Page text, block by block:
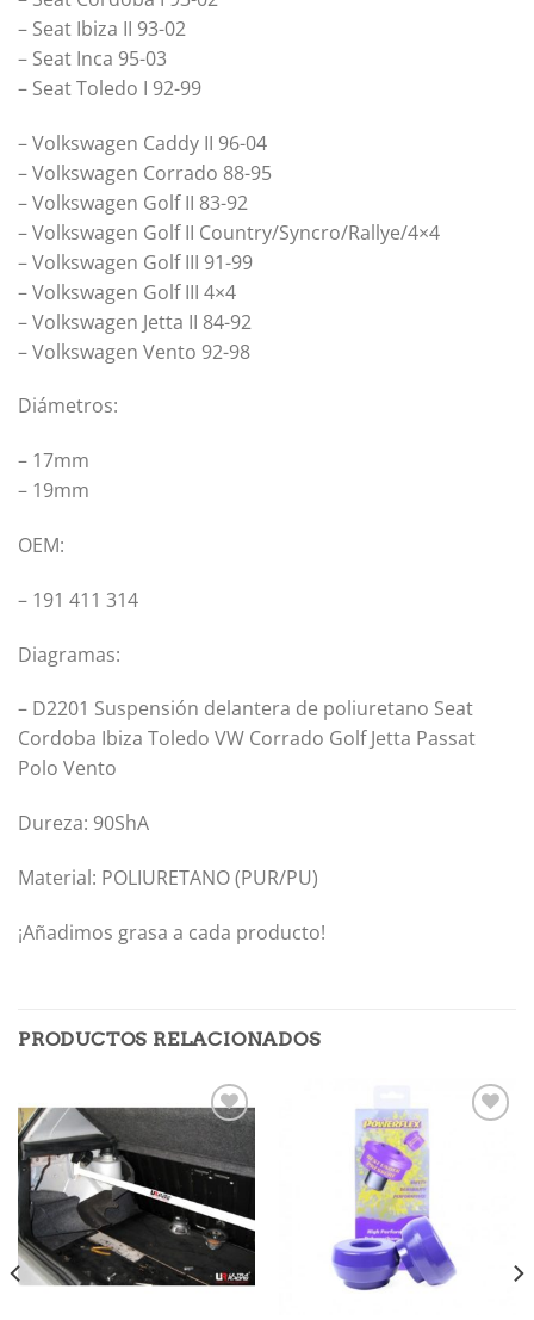
– Seat Ibiza II 93-02
– Seat Inca 95-03
– Seat Toledo I 92-99
– Volkswagen Caddy II 96-04
– Volkswagen Corrado 88-95
– Volkswagen Golf II 83-92
– Volkswagen Golf II Country/Syncro/Rallye/4×4
– Volkswagen Golf III 91-99
– Volkswagen Golf III 4×4
– Volkswagen Jetta II 84-92
– Volkswagen Vento 92-98
Diámetros:
– 17mm
– 19mm
OEM:
– 191 411 314
Diagramas:
– D2201 Suspensión delantera de poliuretano Seat
Cordoba Ibiza Toledo VW Corrado Golf Jetta Passat
Polo Vento
Dureza: 90ShA
Material: POLIURETANO (PUR/PU)
¡Añadimos grasa a cada producto!
PRODUCTOS RELACIONADOS
a la
lista de
deseos